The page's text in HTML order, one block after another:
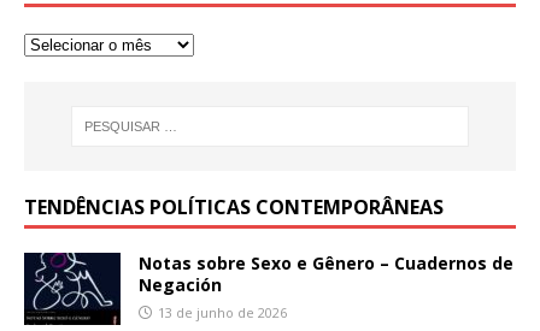
TENDÊNCIAS POLÍTICAS CONTEMPORÂNEAS
Notas sobre Sexo e Gênero – Cuadernos de
Negación
13 de junho de 2026